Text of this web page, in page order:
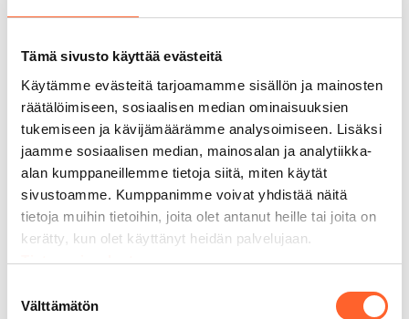
Tämä sivusto käyttää evästeitä
Käytämme evästeitä tarjoamamme sisällön ja mainosten
räätälöimiseen, sosiaalisen median ominaisuuksien
tukemiseen ja kävijämäärämme analysoimiseen. Lisäksi
jaamme sosiaalisen median, mainosalan ja analytiikka-
alan kumppaneillemme tietoja siitä, miten käytät
sivustoamme. Kumppanimme voivat yhdistää näitä
tietoja muihin tietoihin, joita olet antanut heille tai joita on
kerätty, kun olet käyttänyt heidän palvelujaan.
Tietosuojaseloste
valinta
Välttämätön
Toimistokäyttöön hyväksytty tila on yleensä
arvokkaampi kuin pelkkä varastotila, koska se täyttää
tiukemmat tekniset vaatimukset ja soveltuu
laajempaan käyttöön. Käyttötarkoitus on yksi
keskeisimmistä tekijöistä toimitilan
hinnanmuodostuksessa.
Käyttötarkoitus vaikuttaa hintaan usealla eri tavalla:
Tekninen varustelu:Laajemman käyttötarkoituksen
tilat edellyttävät parempaa ilmanvaihtoa,
lämmitystä ja sosiaalitiloja, mikä nostaa
Kysyntä ja käyttömahdollisuudet:
Monipuolisempi